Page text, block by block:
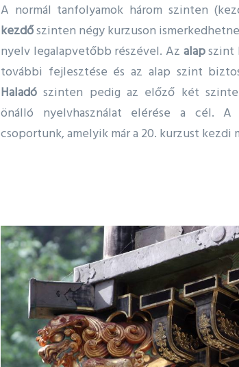
A normál tanfolyamok három szinten
kezdőszinten négy kurzuson
nyelv legalapvetőbb részével. Az alapszint
további fejlesztése és az alap szint
Haladó szinten pedig az előző két
önálló nyelvhasználat elérése a cél.
csoportunk, amelyik már a 20. kurzust kezdi